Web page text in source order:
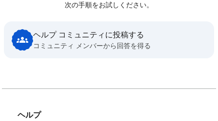
次の手順をお試しください。
ヘルプ コミュニティに投稿する
コミュニティ メンバーから回答を得る
ヘルプ